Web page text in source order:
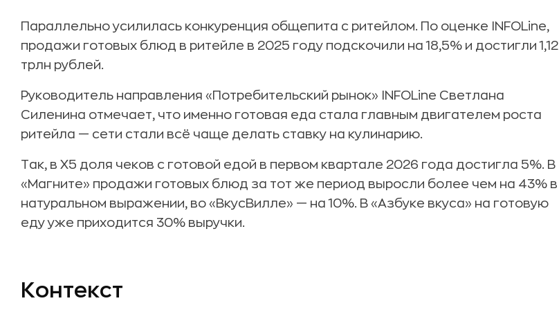
Параллельно усилилась конкуренция общепита с ритейлом. По оценке INFOLine,
продажи готовых блюд в ритейле в 2025 году подскочили на 18,5% и достигли 1,12
трлн рублей.
Руководитель направления «Потребительский рынок» INFOLine Светлана
Силенина отмечает, что именно готовая еда стала главным двигателем роста
ритейла — сети стали всё чаще делать ставку на кулинарию.
Так, в X5 доля чеков с готовой едой в первом квартале 2026 года достигла 5%. В
«Магните» продажи готовых блюд за тот же период выросли более чем на 43% в
натуральном выражении, во «ВкусВилле» — на 10%. В «Азбуке вкуса» на готовую
еду уже приходится 30% выручки.
Контекст